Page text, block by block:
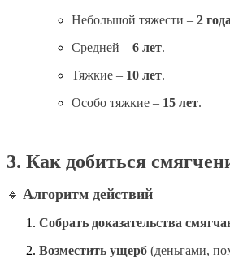
Небольшой тяжести – 2 года
Средней – 6 лет.
Тяжкие – 10 лет.
Особо тяжкие – 15 лет.
3. Как добиться
🔹 Алгоритм действий
Собрать доказательства
Возместить ущерб (деньгами,